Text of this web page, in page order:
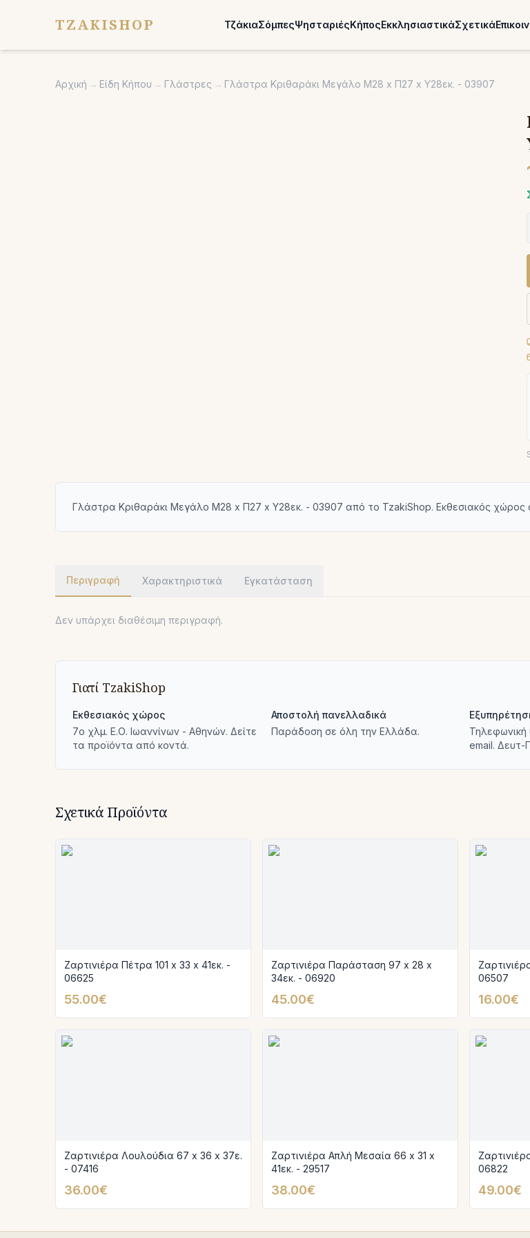
TZAKISHOP ΤζάκιαΣόμπεςΨησταριέςΚήποςΕκκλησιαστικάΣχετικά
Αρχική → Είδη Κήπου → Γλάστρες → Γλάστρα Κριθαράκι Μεγάλο Μ28 x Π27 x Υ28εκ. - 03907
Γλάστρα Κριθαράκι Μεγάλο Μ28 x Π27 x Υ28εκ. - 03907 από το TzakiShop. Εκθεσιακός χώρος
Περιγραφή Χαρακτηριστικά Εγκατάσταση
Δεν υπάρχει διαθέσιμη περιγραφή.
Γιατί TzakiShop
Εκθεσιακός χώρος
7ο χλμ. Ε.Ο. Ιωαννίνων - Αθηνών. Δείτε
τα προϊόντα από κοντά.
Αποστολή πανελλαδικά
Παράδοση σε όλη την Ελλάδα.
Τηλεφωνική
email. Δευτ-
Σχετικά Προϊόντα
Ζαρτινιέρα Πέτρα 101 x 33 x 41εκ. -
06625
55.00€
Ζαρτινιέρα Παράσταση 97 x 28 x
34εκ. - 06920
45.00€
06507
16.00€
Ζαρτινιέρα Λουλούδια 67 x 36 x 37ε.
- 07416
36.00€
Ζαρτινιέρα Απλή Μεσαία 66 x 31 x
41εκ. - 29517
38.00€
06822
49.00€